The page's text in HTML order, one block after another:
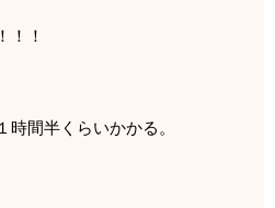
！！
間半くらいかかる。